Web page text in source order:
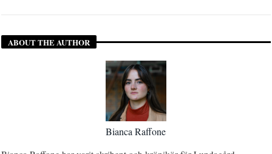
ABOUT THE AUTHOR
Bianca Raffone